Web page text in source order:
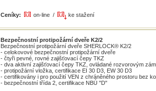
Ceníky: on-line / ke stažení
Bezpečnostní protipožární dveře K2/2
Bezpečnostní protipožární dveře SHERLOCK® K2/2
- celokovové bezpečnostní protipožární dveře
- čtyři pevné, rovné zajišťovací čepy TKZ
- dva aktivní zajišťovací čepy TKZ, ovládané rozvorovým
- protipožární vložka, certifikace EI 30 D3, EW 30 D3
- certifikovány i pro použití VEN z chráněného prostoru bez
- bezpečnostní třída 2, certifikace NBÚ "D"